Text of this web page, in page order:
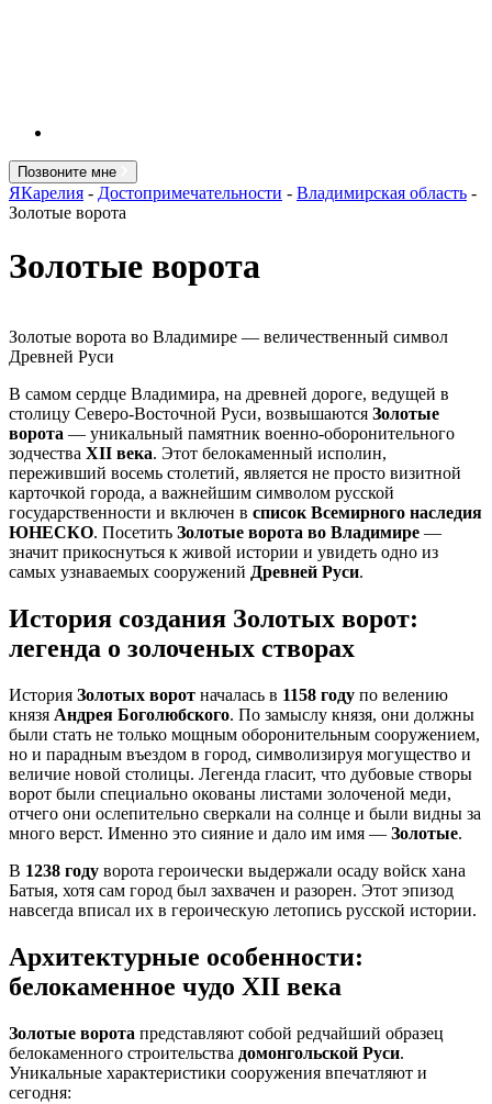
Позвоните мне
ЯКарелия - Достопримечательности - Владимирская область -
Золотые ворота
Золотые ворота
Золотые ворота во Владимире — величественный символ
Древней Руси
В самом сердце Владимира, на древней дороге, ведущей в
столицу Северо-Восточной Руси, возвышаются Золотые
ворота — уникальный памятник военно-оборонительного
зодчества XII века. Этот белокаменный исполин,
переживший восемь столетий, является не просто визитной
карточкой города, а важнейшим символом русской
государственности и включен в список Всемирного наследия
ЮНЕСКО. Посетить Золотые ворота во Владимире —
значит прикоснуться к живой истории и увидеть одно из
самых узнаваемых сооружений Древней Руси.
История создания Золотых ворот:
легенда о золоченых створах
История Золотых ворот началась в 1158 году по велению
князя Андрея Боголюбского. По замыслу князя, они должны
были стать не только мощным оборонительным сооружением,
но и парадным въездом в город, символизируя могущество и
величие новой столицы. Легенда гласит, что дубовые створы
ворот были специально окованы листами золоченой меди,
отчего они ослепительно сверкали на солнце и были видны за
много верст. Именно это сияние и дало им имя — Золотые.
В 1238 году ворота героически выдержали осаду войск хана
Батыя, хотя сам город был захвачен и разорен. Этот эпизод
навсегда вписал их в героическую летопись русской истории.
Архитектурные особенности:
белокаменное чудо XII века
Золотые ворота представляют собой редчайший образец
белокаменного строительства домонгольской Руси.
Уникальные характеристики сооружения впечатляют и
сегодня: